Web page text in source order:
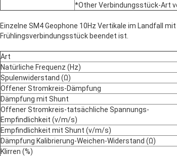
*Other Verbindungsstück-Art
Einzelne SM4 Geophone 10Hz Vertikale im Landfall
Frühlingsverbindungsstück beendet ist.
Art
Natürliche Frequenz (Hz)
Spulenwiderstand (Ω)
Offener Stromkreis-Dämpfung
Dämpfung mit Shunt
Offener Stromkreis-tatsächliche Spannungs-
Empfindlichkeit (v/m/s)
Empfindlichkeit mit Shunt (v/m/s)
Dämpfung Kalibrierung-Weichen-Widerstand (Ω)
Klirren (%)